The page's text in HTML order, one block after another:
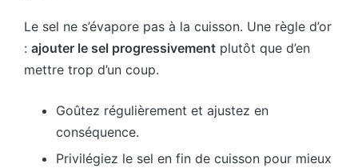
Le sel ne s’évapore pas à la cuisson. Une règle d’or
: ajouter le sel progressivement plutôt que d’en
mettre trop d’un coup.
Goûtez régulièrement et ajustez en
conséquence.
Privilégiez le sel en fin de cuisson pour mieux